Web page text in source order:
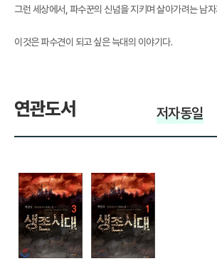
그런 세상에서, 파수꾼의 신념을 지키며 살아가려는 남
이것은 파수견이 되고 싶은 늑대의 이야기다.
연관도서 저자동일